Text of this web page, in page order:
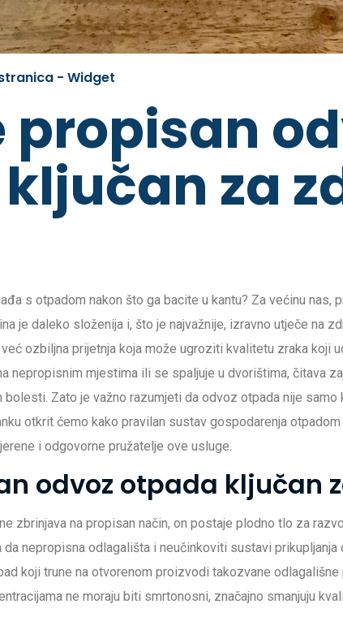
- Widget
propisan
za
s otpadom nakon što ga bacite u kantu? Za većinu nas,
je daleko složenija i, što je najvažnije, izravno utječe na
ozbiljna prijetnja koja može ugroziti kvalitetu zraka koji
nepropisnim mjestima ili se spaljuje u dvorištima, čitava
Zato je važno razumjeti da odvoz otpada nije samo
otkrit ćemo kako pravilan sustav gospodarenja
i odgovorne pružatelje ove usluge.
odvoz otpada ključan
zbrinjava na propisan način, on postaje plodno tlo za
nepropisna odlagališta i neučinkoviti sustavi
koji trune na otvorenom proizvodi takozvane
ne moraju biti smrtonosni, značajno smanjuju